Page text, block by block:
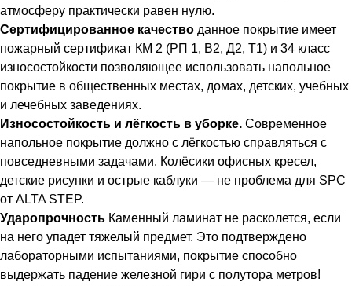
атмосферу практически равен нулю.
Сертифицированное качество данное покрытие имеет
пожарный сертификат КМ 2 (РП 1, В2, Д2, Т1) и 34 класс
износостойкости позволяющее использовать напольное
покрытие в общественных местах, домах, детских, учебных
и лечебных заведениях.
Износостойкость и лёгкость в уборке. Современное
напольное покрытие должно с лёгкостью справляться с
повседневными задачами. Колёсики офисных кресел,
детские рисунки и острые каблуки — не проблема для SPC
от ALTA STEP.
Ударопрочность Каменный ламинат не расколется, если
на него упадет тяжелый предмет. Это подтверждено
лабораторными испытаниями, покрытие способно
выдержать падение железной гири с полутора метров!